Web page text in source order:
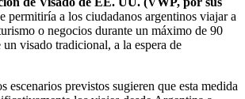
permitiría a los ciudadanos argentinos viajar a
o negocios durante un máximo de 90
un visado tradicional, a la espera de
escenarios previstos sugieren que esta medida